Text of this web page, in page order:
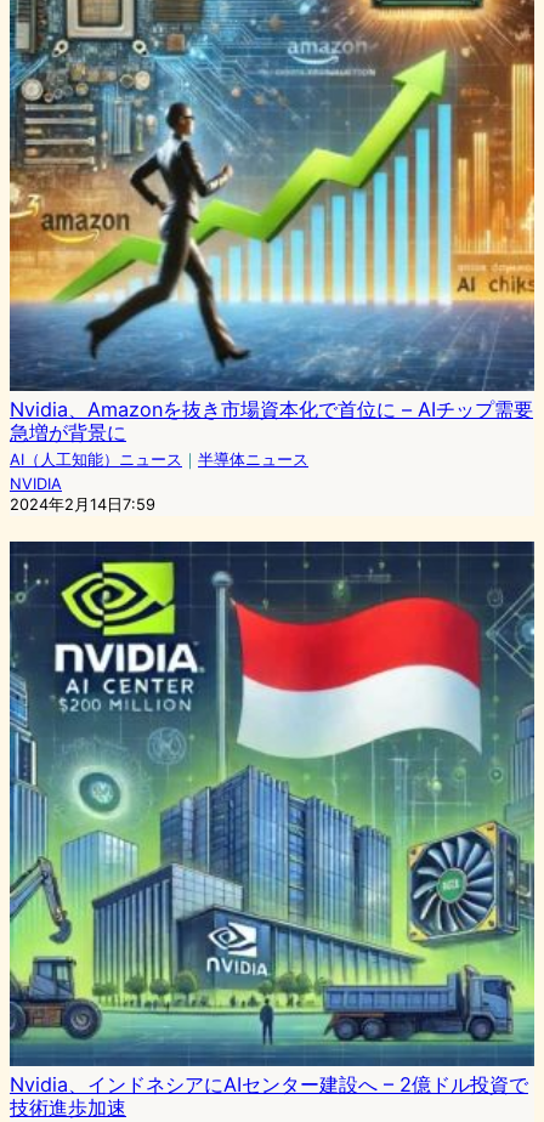
Nvidia、Amazonを抜き市場資本化で首位に – AIチップ需要
急増が背景に
AI（人工知能）ニュース ｜ 半導体ニュース
NVIDIA
2024年2月14日7:59
Nvidia、インドネシアにAIセンター建設へ – 2億ドル投資で
技術進歩加速